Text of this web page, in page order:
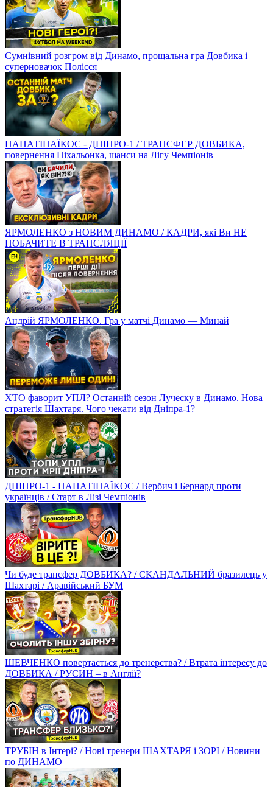
Сумнівний розгром від Динамо, прощальна гра Довбика і
суперновачок Полісся
ПАНАТІНАЇКОС - ДНІПРО-1 / ТРАНСФЕР ДОВБИКА,
повернення Піхальонка, шанси на Лігу Чемпіонів
ЯРМОЛЕНКО з НОВИМ ДИНАМО / КАДРИ, які Ви НЕ
ПОБАЧИТЕ В ТРАНСЛЯЦІЇ
Андрій ЯРМОЛЕНКО. Гра у матчі Динамо — Минай
ХТО фаворит УПЛ? Останній сезон Луческу в Динамо. Нова
стратегія Шахтаря. Чого чекати від Дніпра-1?
ДНІПРО-1 - ПАНАТІНАЇКОС / Вербич і Бернард проти
українців / Старт в Лізі Чемпіонів
Чи буде трансфер ДОВБИКА? / СКАНДАЛЬНИЙ бразилець у
Шахтарі / Аравійський БУМ
ШЕВЧЕНКО повертається до тренерства? / Втрата інтересу до
ДОВБИКА / РУСИН – в Англії?
ТРУБІН в Інтері? / Нові тренери ШАХТАРЯ і ЗОРІ / Новини
по ДИНАМО